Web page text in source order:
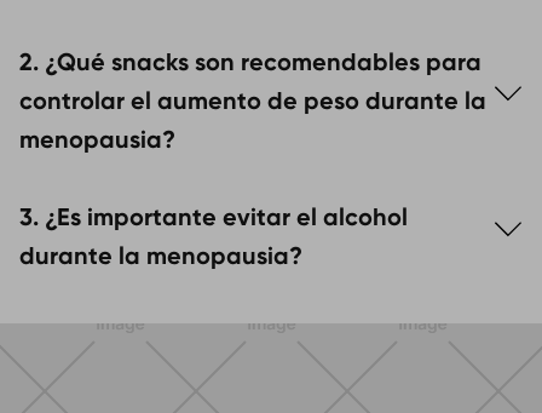
snacks que ayudan a reducir lossofocosy mejorar
la salud hormonal gracias a su contenido enomega
fitoestrógenos
2. ¿Qué snacks son recomendables para
controlar el aumento de peso durante la
menopausia?
yogur naturalconfrutasayudan a mantener el
pesobajo control y regulan el
3. ¿Es importante evitar el alcohol
durante la menopausia?